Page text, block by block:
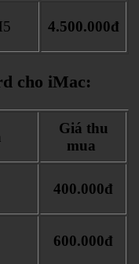
4.500.000đ
cho iMac:
Giá thu
mua
400.000đ
600.000đ